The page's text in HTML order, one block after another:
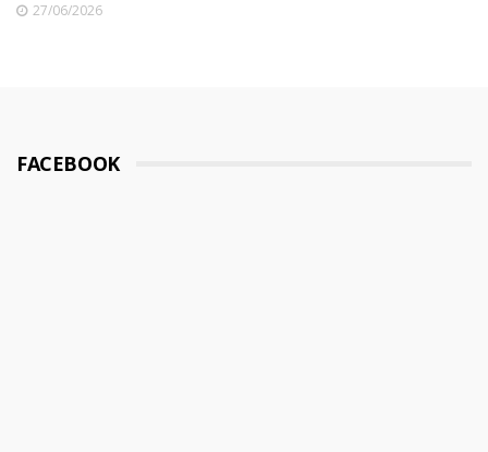
27/06/2026
FACEBOOK